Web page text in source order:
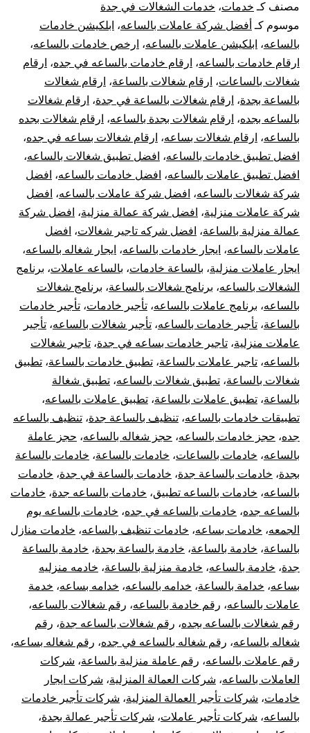
مصنف كـ خدمات، خدمات الشغالات في جدة
موسوم كـ أفضل شركة عاملات بالساعه، ابلكيشن خادمات
بالساعه، ابلكيشن عاملات بالساعه، ارخص خادمات بالساعه،
ارقام خادمات بالساعه، ارقام خادمات بالساعه في جده، ارقام
شغالات بالساعات، ارقام شغالات بالساعة، ارقام شغالات
بالساعة بجدة، ارقام شغالات بالساعة في جدة، ارقام شغالات
بالساعه بجده، ارقام شغالات بجدة بالساعه، ارقام شغالات بجده
بالساعه، ارقام شغالات بساعه، ارقام شغالات بساعه في جده،
افضل تطبيق خادمات بالساعه، افضل تطبيق شغالات بالساعه،
افضل تطبيق عاملات بالساعه، افضل خادمات بالساعه، افضل
شركة شغالات بالساعه، افضل شركة عاملات بالساعه، افضل
شركة عاملات منزلية، افضل شركة عمالة منزلية، افضل شركة
عمالة منزلية بالساعة، افضل شركه تاجير شغالات، افضل
عاملات بالساعه، ايجار خادمات بالساعه، ايجار شغاله بالساعه،
ايجار عاملات منزلية، بالساعة خادمات، بالساعه عاملات، برنامج
الشغالات بالساعه، برنامج شغالات بالساعة، برنامج شغالات
بالساعه، برنامج عاملات بالساعه، تأجير خادمات، تأجير خادمات
بالساعة، تأجير خادمات بالساعه، تأجير شغالات بالساعه، تأجير
عاملات منزلية، تاجير خادمات بساعه في جدة، تاجير شغالات
بالساعه، تاجير عاملات بالساعة، تطبيق خادمات بالساعة، تطبيق
شغالات بالساعة، تطبيق شغالات بالساعه، تطبيق شغالة
بالساعة، تطبيق عاملات بالساعة، تطبيق عاملات بالساعه،
تطبيقات خادمات بالساعه، تنظيف بالساعة جدة، تنظيف بالساعه
جده، حجز خادمات بالساعه، حجز شغاله بالساعه، حجز عاملة
بالساعه، خادمات بالساعات، خادمات بالساعة، خادمات بالساعة
بجدة، خادمات بالساعة جدة، خادمات بالساعة في جدة، خادمات
بالساعه، خادمات بالساعه تطبيق، خادمات بالساعه جدة، خادمات
بالساعه جده، خادمات بالساعه في جده، خادمات بالساعه يوم
الجمعه، خادمات بساعه، خادمات تنظيف بالساعه، خادمات منازل
بالساعة، خادمة بالساعة، خادمة بالساعة بجدة، خادمة بالساعة
جدة، خادمة بالساعه، خادمة منزلية بالساعة، خادمه منزليه
بساعه، خدامة بالساعة، خدامه بالساعه، خدامه بساعه، خدمة
عاملات بالساعه، رقم خادمة بالساعه، رقم شغالات بالساعه،
رقم شغالات بالساعه بجده، رقم شغالات بالساعه جدة، رقم
شغاله بالساعه، رقم شغاله بالساعه في جده، رقم شغاله بساعه،
رقم عاملات بالساعه، رقم عاملة منزلية بالساعة، شركات
العاملات بالساعه، شركات العمالة المنزلية، شركات ايجار
خادمات، شركات تأجير العمالة المنزلية، شركات تأجير خادمات
بالساعه، شركات تأجير عاملات، شركات تأجير عمالة بجدة،